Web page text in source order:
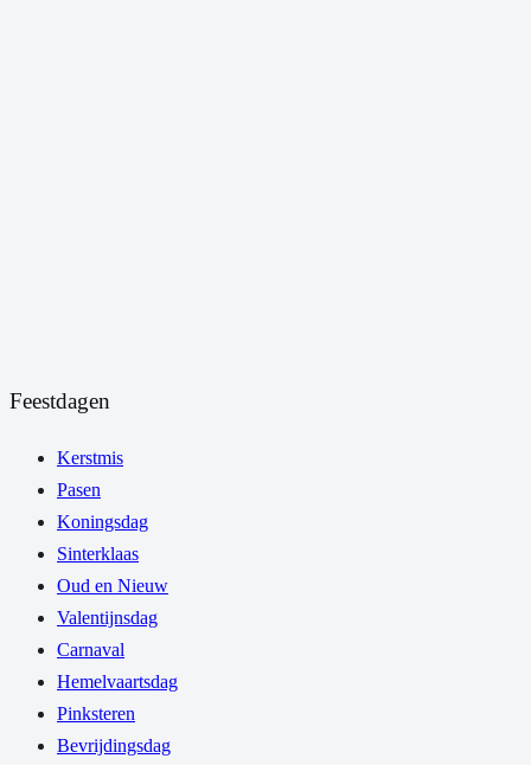
Feestdagen
Kerstmis
Pasen
Koningsdag
Sinterklaas
Oud en Nieuw
Valentijnsdag
Carnaval
Hemelvaartsdag
Pinksteren
Bevrijdingsdag